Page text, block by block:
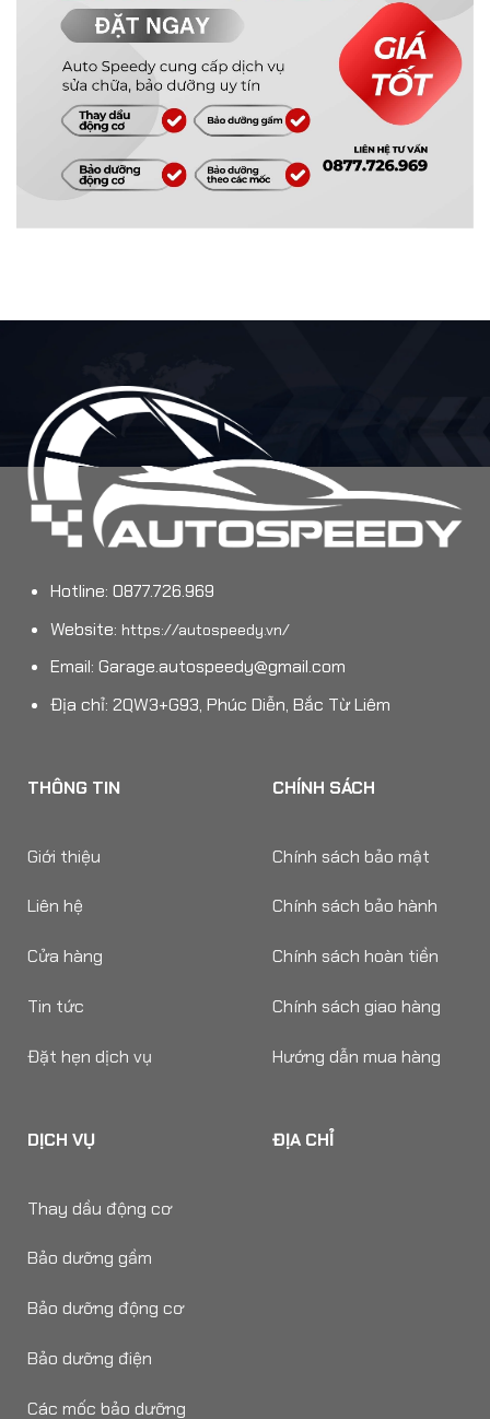
Hotline: 0877.726.969
Website: https://autospeedy.vn/
Email: Garage.autospeedy@gmail.com
Địa chỉ: 2QW3+G93, Phúc Diễn, Bắc Từ Liêm
THÔNG TIN
Giới thiệu
Liên hệ
Cửa hàng
Tin tức
Đặt hẹn dịch vụ
CHÍNH SÁCH
Chính sách bảo mật
Chính sách bảo hành
Chính sách hoàn tiền
Chính sách giao hàng
Hướng dẫn mua hàng
DỊCH VỤ
Thay dầu động cơ
Bảo dưỡng gầm
Bảo dưỡng động cơ
Bảo dưỡng điện
Các mốc bảo dưỡng
ĐỊA CHỈ